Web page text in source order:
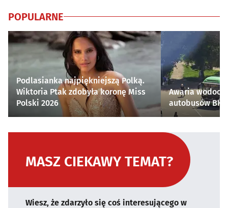
POPULARNE
Podlasianka najpiękniejszą Polką.
Wiktoria Ptak zdobyła koronę Miss
Polski 2026
Awaria
autobusów
MASZ CIEKAWY TEMAT?
Wiesz, że zdarzyło się coś interesującego w